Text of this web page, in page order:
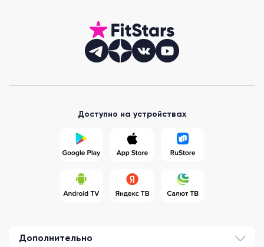
Доступно на устройствах
Дополнительно